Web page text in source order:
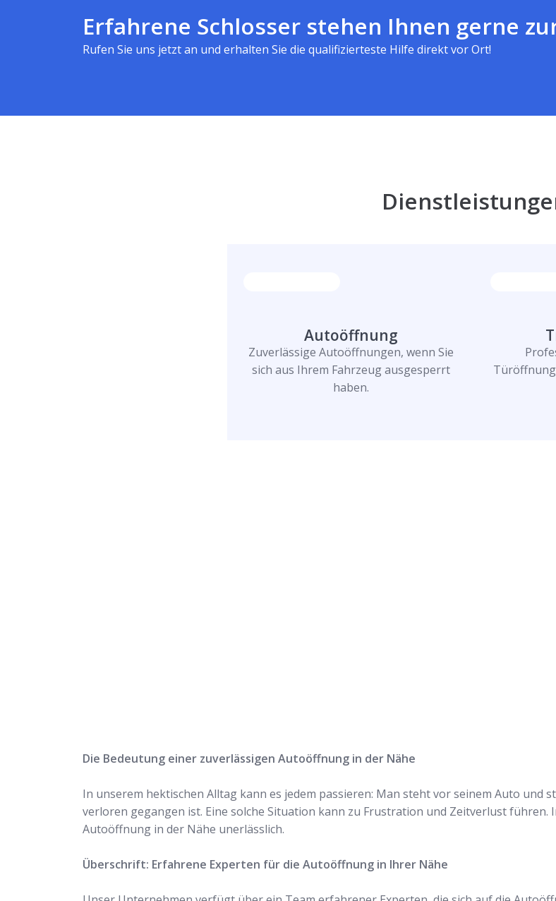
Erfahrene Schlosser stehen Ihnen gerne
Rufen Sie uns jetzt an und erhalten Sie die qualifizierteste Hilfe direkt vor Ort!
Autoöffnung
Zuverlässige Autoöffnungen, wenn Sie
sich aus Ihrem Fahrzeug ausgesperrt
haben.
Die Bedeutung einer zuverlässigen Autoöffnung in der Nähe
In unserem hektischen Alltag kann es jedem passieren: Man steht vor seinem Auto und
verloren gegangen ist. Eine solche Situation kann zu Frustration und Zeitverlust führen.
Autoöffnung in der Nähe unerlässlich.
Überschrift: Erfahrene Experten für die Autoöffnung in Ihrer Nähe